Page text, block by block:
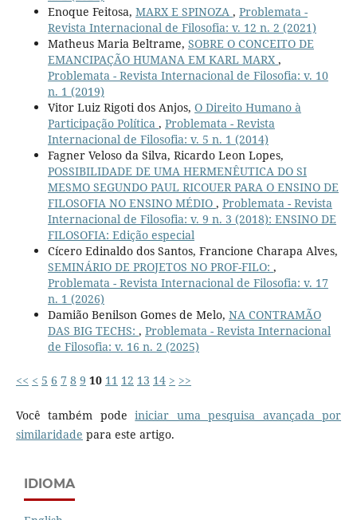
Enoque Feitosa, MARX E SPINOZA , Problemata -
Revista Internacional de Filosofia: v. 12 n. 2 (2021)
Matheus Maria Beltrame, SOBRE O CONCEITO DE
EMANCIPAÇÃO HUMANA EM KARL MARX ,
Problemata - Revista Internacional de Filosofia: v. 10
n. 1 (2019)
Vitor Luiz Rigoti dos Anjos, O Direito Humano à
Participação Política , Problemata - Revista
Internacional de Filosofia: v. 5 n. 1 (2014)
Fagner Veloso da Silva, Ricardo Leon Lopes,
POSSIBILIDADE DE UMA HERMENÊUTICA DO SI
MESMO SEGUNDO PAUL RICOUER PARA O ENSINO DE
FILOSOFIA NO ENSINO MÉDIO , Problemata - Revista
Internacional de Filosofia: v. 9 n. 3 (2018): ENSINO DE
FILOSOFIA: Edição especial
Cícero Edinaldo dos Santos, Francione Charapa Alves,
SEMINÁRIO DE PROJETOS NO PROF-FILO: ,
Problemata - Revista Internacional de Filosofia: v. 17
n. 1 (2026)
Damião Benilson Gomes de Melo, NA CONTRAMÃO
DAS BIG TECHS: , Problemata - Revista Internacional
de Filosofia: v. 16 n. 2 (2025)
<< < 5 6 7 8 9 10 11 12 13 14 > >>
Você também podeiniciar uma pesquisa avançada por
similaridade para este artigo.
IDIOMA